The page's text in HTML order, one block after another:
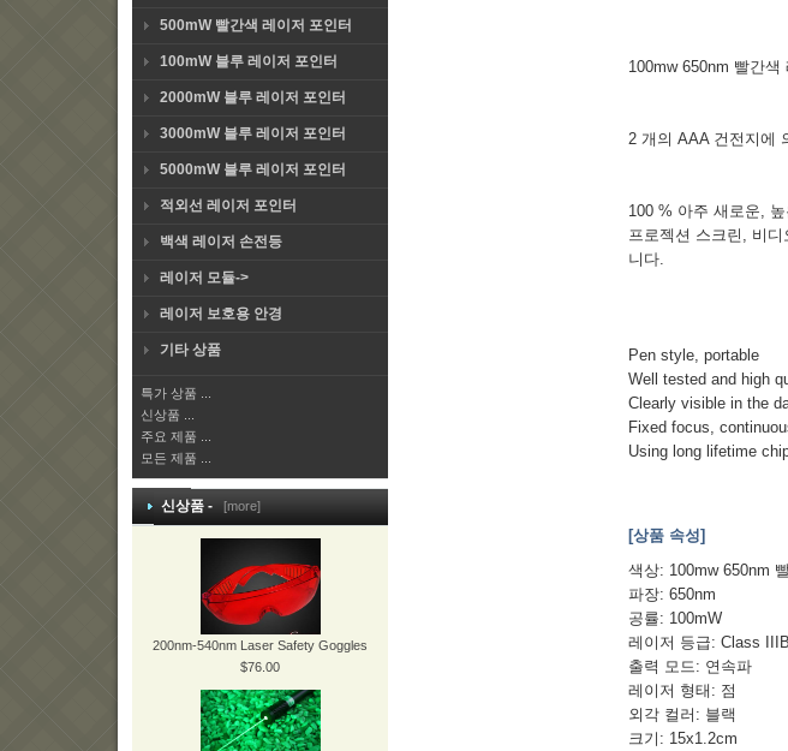
500mW 빨간색 레이저 포인터
100mW 블루 레이저 포인터
2000mW 블루 레이저 포인터
3000mW 블루 레이저 포인터
5000mW 블루 레이저 포인터
적외선 레이저 포인터
백색 레이저 손전등
레이저 모듈->
레이저 보호용 안경
기타 상품
특가 상품 ...
신상품 ...
주요 제품 ...
모든 제품 ...
신상품 - [more]
200nm-540nm Laser Safety Goggles
$76.00
100mw 650nm 빨간
2 개의 AAA 건전지에
100 % 아주 새로운,
프로젝션 스크린, 비
니다.
Pen style, portable
Well tested and high
Clearly visible in the
Fixed focus,
Using long lifetime
[상품 속성]
색상: 100mw 650nm
파장: 650nm
공률: 100mW
레이저 등급: Class IIIB
출력 모드: 연속파
레이저 형태: 점
외각 컬러: 블랙
크기: 15x1.2cm